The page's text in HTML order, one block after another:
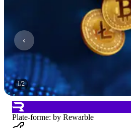
1/2
Plate-forme: by Rewarble